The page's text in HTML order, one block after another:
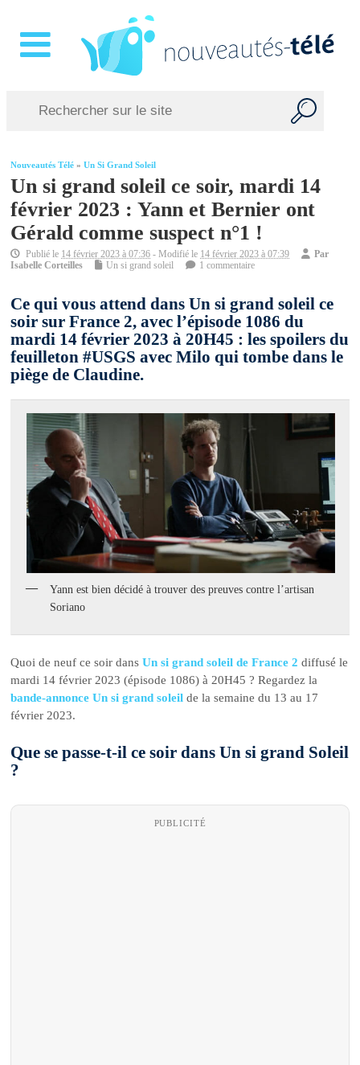
Nouveautés Télé »Un Si Grand Soleil
Un si grand soleil ce soir, mardi 14
février 2023 : Yann et Bernier ont
Gérald comme suspect n°1 !
Publié le 14 février 2023 à 07:36 - Modifié le 14 février 2023 à 07:39
Par
Isabelle Corteilles
Un si grand soleil 1 commentaire
Ce qui vous attend dans Un si grand soleil ce
soir sur France 2, avec l’épisode 1086 du
mardi 14 février 2023 à 20H45 : les spoilers du
feuilleton #USGS avec Milo qui tombe dans le
piège de Claudine.
Yann est bien décidé à trouver des preuves contre l’artisan
Soriano
Quoi de neuf ce soir dansUn si grand soleil de France 2 diffusé le
mardi 14 février 2023 (épisode 1086) à 20H45 ? Regardez la
bande-annonce Un si grand soleil de la semaine du 13 au 17
février 2023.
Que se passe-t-il ce soir dans Un si grand Soleil
?
PUBLICITÉ